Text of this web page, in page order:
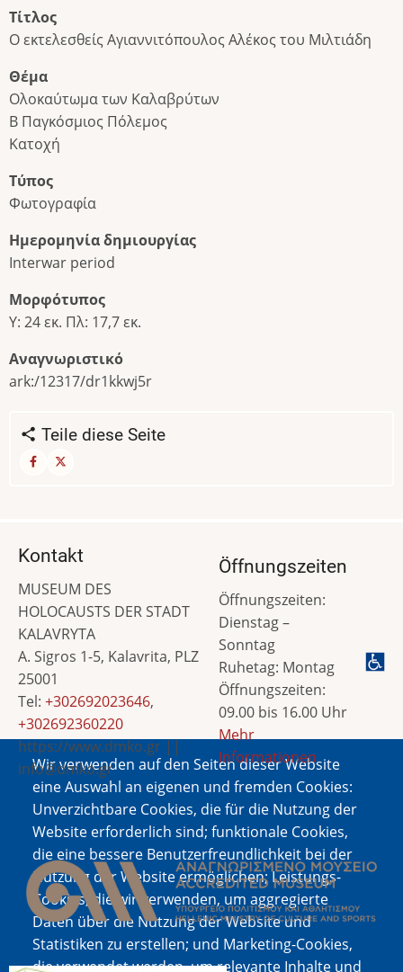
Τίτλος
Ο εκτελεσθείς Αγιαννιτόπουλος Αλέκος του Μιλτιάδη
Θέμα
Ολοκαύτωμα των Καλαβρύτων
Β Παγκόσμιος Πόλεμος
Κατοχή
Τύπος
Φωτογραφία
Ημερομηνία δημιουργίας
Interwar period
Μορφότυπος
Υ: 24 εκ. Πλ: 17,7 εκ.
Αναγνωριστικό
ark:/12317/dr1kkwj5r
Teile diese Seite
Wir verwenden auf den Seiten dieser Website
eine Auswahl an eigenen und fremden Cookies:
Unverzichtbare Cookies, die für die Nutzung der
Website erforderlich sind; funktionale Cookies,
die eine bessere Benutzerfreundlichkeit bei der
Nutzung der Website ermöglichen; Leistungs-
Cookies, die wir verwenden, um aggregierte
Daten über die Nutzung der Website und
Statistiken zu erstellen; und Marketing-Cookies,
die verwendet werden, um relevante Inhalte und
Kontakt
MUSEUM DES
HOLOCAUSTS DER STADT
KALAVRYTA
A. Sigros 1-5, Kalavrita, PLZ
25001
Tel: +302692023646,
+302692360220
https://www.dmko.gr ||
info@dmko.gr
Öffnungszeiten
Öffnungszeiten:
Dienstag –
Sonntag
Ruhetag: Montag
Öffnungszeiten:
09.00 bis 16.00 Uhr
Mehr
Informationen
Bild